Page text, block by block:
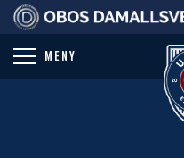
MENY